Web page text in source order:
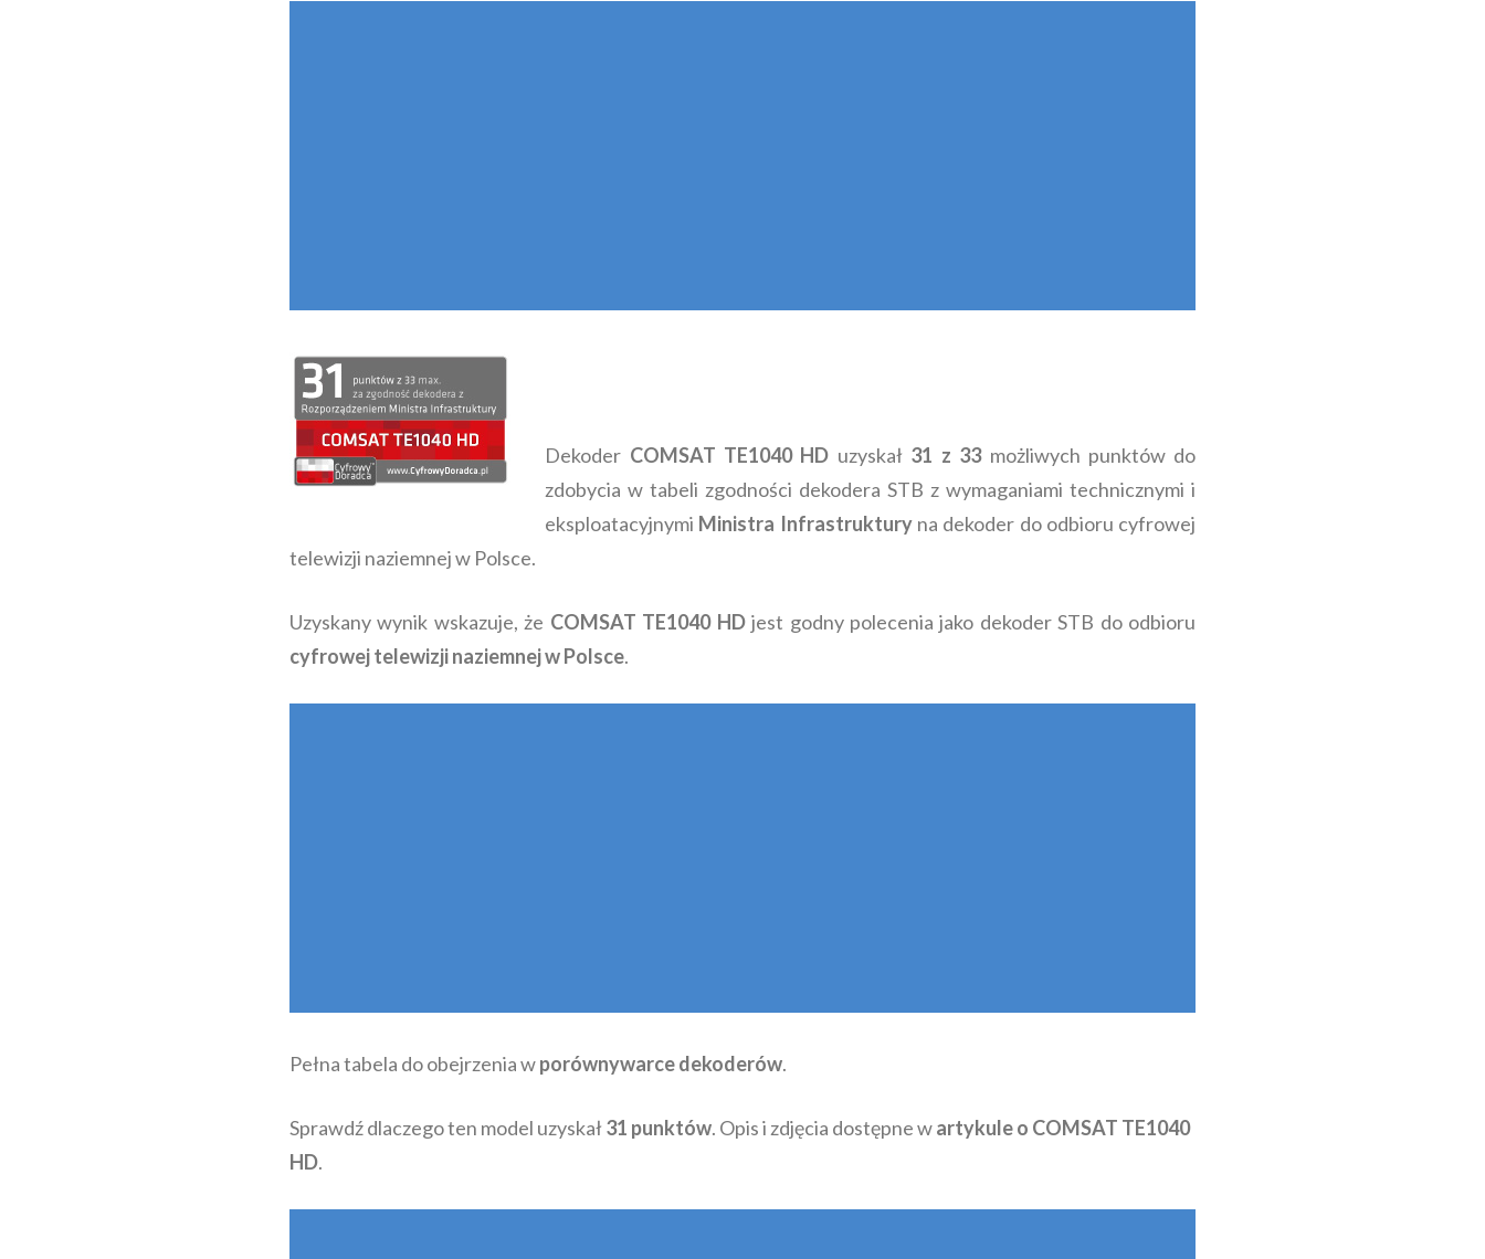
Dekoder COMSAT TE1040 HD uzyskał 31 z 33możliwych punktów do
zdobycia w tabeli zgodności dekodera STB z wymaganiami technicznymi i
eksploatacyjnymi Ministra Infrastruktury na dekoder do odbioru cyfrowej
telewizji naziemnej w Polsce.
Uzyskany wynik wskazuje, że COMSAT TE1040 HDjest godny polecenia jako dekoder STB do odbioru
cyfrowej telewizji naziemnej w Polsce.
Pełna tabela do obejrzenia wporównywarce dekoderów.
Sprawdź dlaczego ten model uzyskał31 punktów. Opis i zdjęcia dostępne wartykule o COMSAT TE1040
HD.